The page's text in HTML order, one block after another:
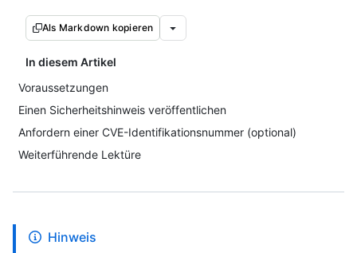
Als Markdown kopieren
In diesem Artikel
Voraussetzungen
Einen Sicherheitshinweis veröffentlichen
Anfordern einer CVE-Identifikationsnummer (optional)
Weiterführende Lektüre
Hinweis